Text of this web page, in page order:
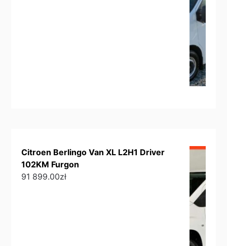
Citroen Berlingo Van XL L2H1 Driver
102KM Furgon
91 899.00zł